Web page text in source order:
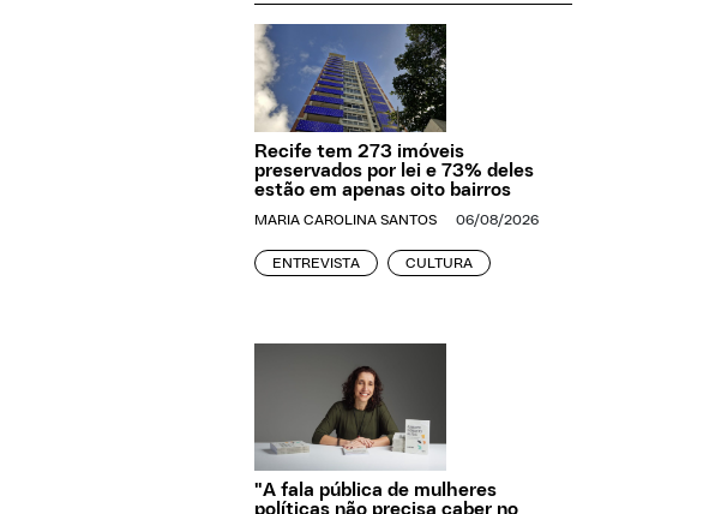
Recife tem 273 imóveis
preservados por lei e 73% deles
estão em apenas oito bairros
MARIA CAROLINA SANTOS 06/08/2026
ENTREVISTA CULTURA
"A fala pública de mulheres
políticas não precisa caber no